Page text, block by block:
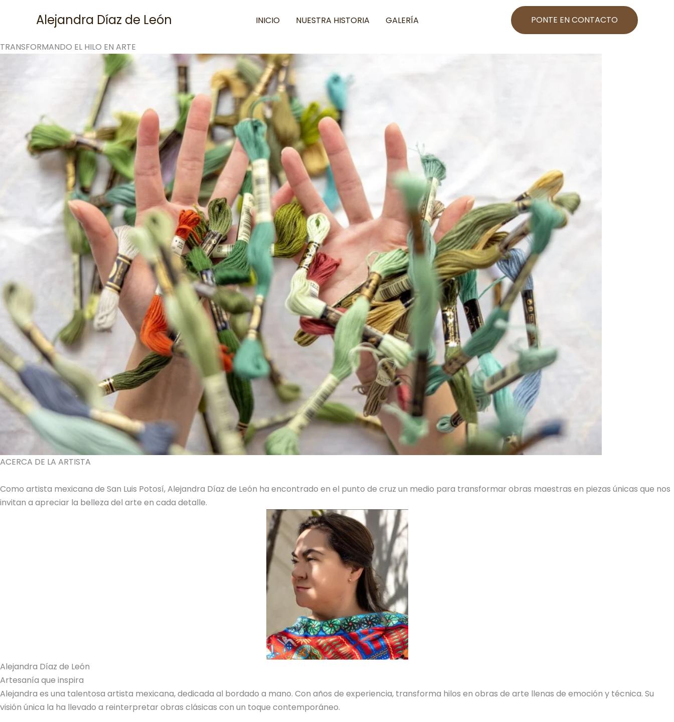
Alejandra Díaz de León INICIO NUESTRA HISTORIA GALERÍA PONTE EN CONTACTO
TRANSFORMANDO EL HILO EN ARTE
ACERCA DE LA ARTISTA
Como artista mexicana de San Luis Potosí, Alejandra Díaz de León ha encontrado en el punto de cruz un medio para transformar obras maestras en piezas únicas que nos
invitan a apreciar la belleza del arte en cada detalle.
Alejandra Díaz de León
Artesanía que inspira
Alejandra es una talentosa artista mexicana, dedicada al bordado a mano. Con años de experiencia, transforma hilos en obras de arte llenas de emoción y técnica. Su
visión única la ha llevado a reinterpretar obras clásicas con un toque contemporáneo.